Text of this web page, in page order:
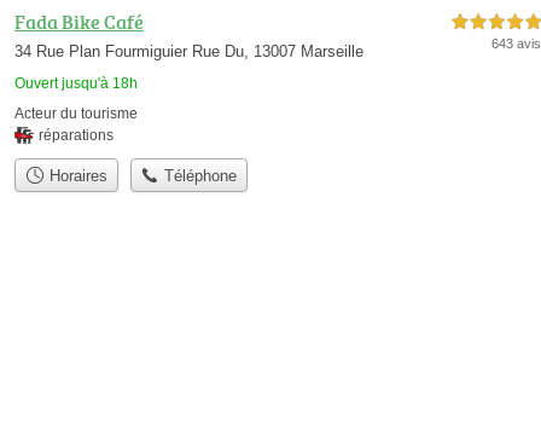
Fada Bike Café
34 Rue Plan Fourmiguier Rue Du, 13007 Marseille
Ouvert jusqu'à 18h
5,0 étoiles sur 5
643 avis
Acteur du tourisme
réparations
Horaires Téléphone